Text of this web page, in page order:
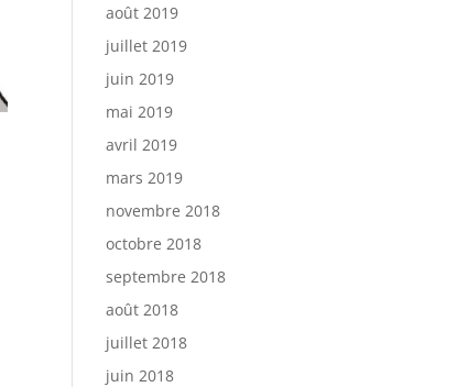
août 2019
juillet 2019
juin 2019
mai 2019
avril 2019
mars 2019
novembre 2018
octobre 2018
septembre 2018
août 2018
juillet 2018
juin 2018